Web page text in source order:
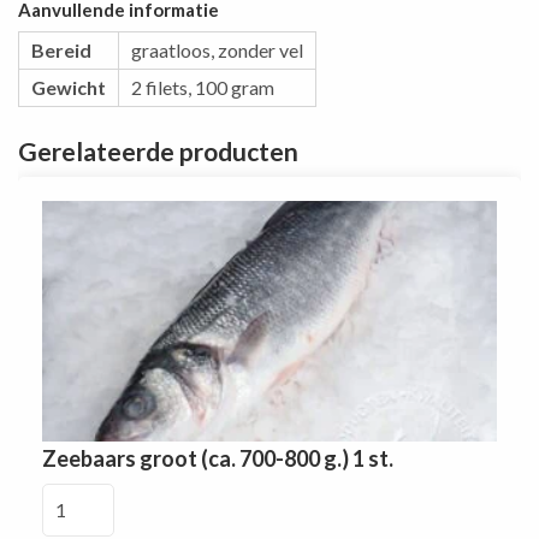
Aanvullende informatie
Bereid
graatloos, zonder vel
Gewicht
2 filets, 100 gram
Gerelateerde producten
Zeebaars groot (ca. 700-800 g.) 1 st.